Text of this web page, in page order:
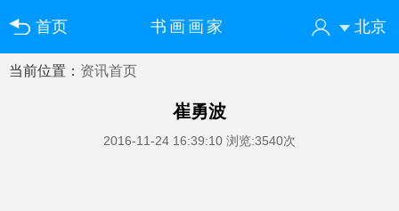
首页 北京
书画画家
您好！欢迎来到中国书画门户网
当前位置： 资讯首页
崔勇波
2016-11-24 16:39:10 浏览:3540次